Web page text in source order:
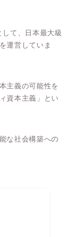
て、日本最大級
運営していま
主義の可能性を
資本主義」とい
な社会構築への